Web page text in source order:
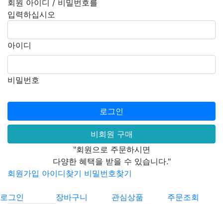
회원 아이디 / 비밀번호를
입력하십시오
아이디
비밀번호
로그인
비회원 구매
"회원으로 주문하시면
다양한 혜택을 받을 수 있습니다."
회원가입 아이디찾기 비밀번호찾기
로그인 장바구니 관심상품
주문조회